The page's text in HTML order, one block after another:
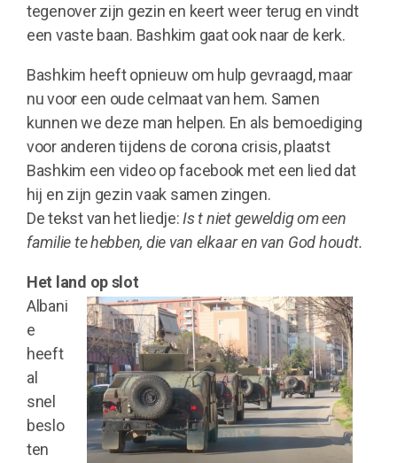
tegenover zijn gezin en keert weer terug en vindt
een vaste baan. Bashkim gaat ook naar de kerk.
Bashkim heeft opnieuw om hulp gevraagd, maar
nu voor een oude celmaat van hem. Samen
kunnen we deze man helpen. En als bemoediging
voor anderen tijdens de corona crisis, plaatst
Bashkim een video op facebook met een lied dat
hij en zijn gezin vaak samen zingen.
De tekst van het liedje:Is t niet geweldig om een
familie te hebben, die van elkaar en van God houdt.
Het land op slot
Albani
e
heeft
al
snel
beslo
ten